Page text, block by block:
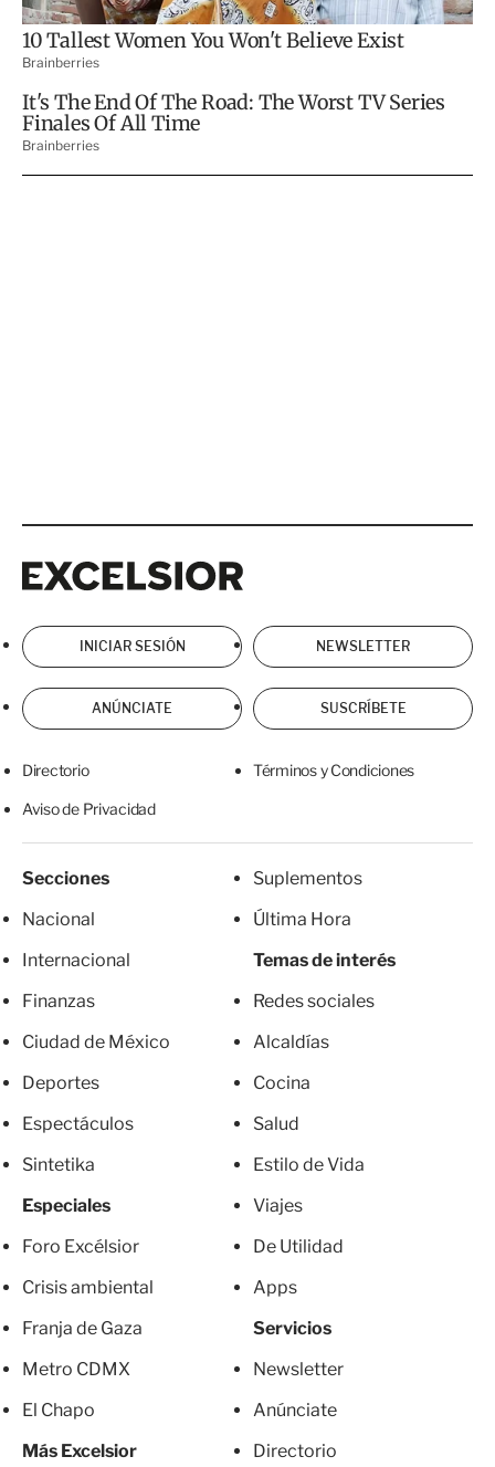
INICIAR SESIÓN NEWSLETTER
ANÚNCIATE SUSCRÍBETE
Directorio Términos y Condiciones
Aviso de Privacidad
Secciones
Nacional
Internacional
Finanzas
Ciudad de México
Deportes
Espectáculos
Sintetika
Especiales
Foro Excélsior
Crisis ambiental
Franja de Gaza
Metro CDMX
El Chapo
Más Excelsior
Suplementos
Última Hora
Temas de interés
Redes sociales
Alcaldías
Cocina
Salud
Estilo de Vida
Viajes
De Utilidad
Apps
Servicios
Newsletter
Anúnciate
Directorio